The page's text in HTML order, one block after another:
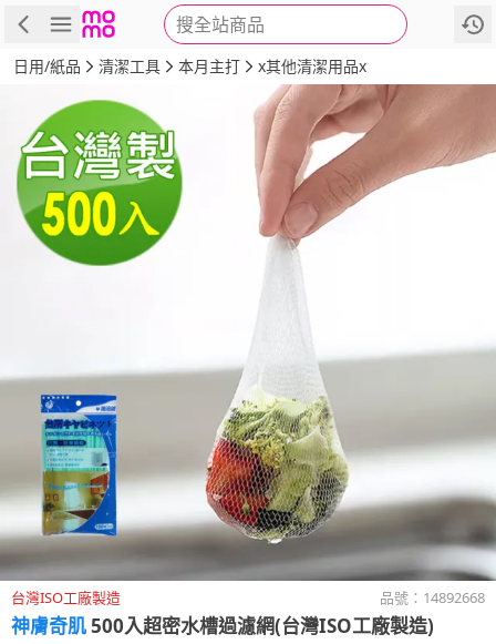
搜全站商品
商品 評價 詳情
日用/紙品 清潔工具 本月主打 x其他清潔用品x
台灣ISO工廠製造 品號： 14892668
神膚奇肌500入超密水槽過濾網(台灣ISO工廠製造)